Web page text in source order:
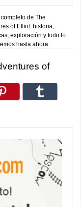
de The
of Elliot: historia,
exploración y todo lo
hasta ahora
of